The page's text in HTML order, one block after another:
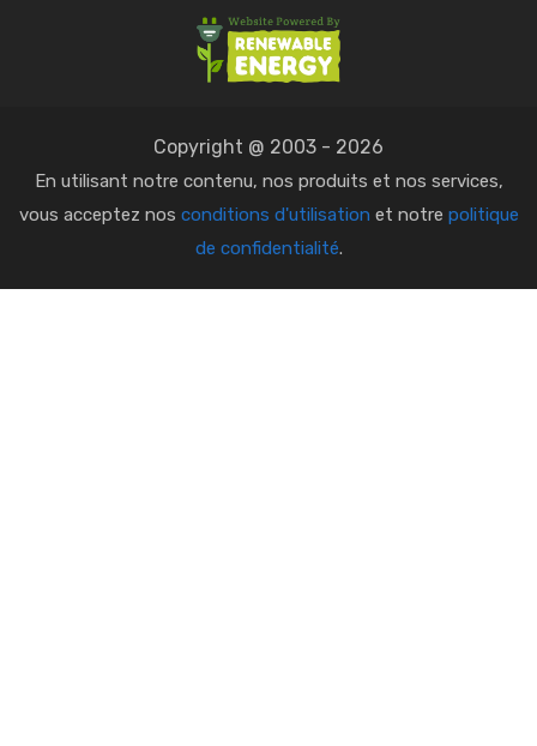
Copyright @ 2003 - 2026
En utilisant notre contenu, nos produits et nos services,
vous acceptez nos conditions d'utilisation et notre politique
de confidentialité.